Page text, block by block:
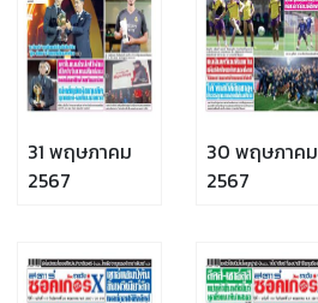
31 พฤษภาคม
2567
30 พฤษภาคม
2567